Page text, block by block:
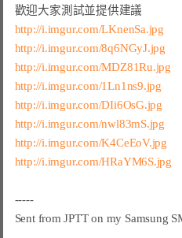
http://i.imgur.com/LKnenSa.jpg
http://i.imgur.com/8q6NGyJ.jpg
http://i.imgur.com/MDZ81Ru.jpg
http://i.imgur.com/1Ln1ns9.jpg
http://i.imgur.com/DIi6OsG.jpg
http://i.imgur.com/nwl83mS.jpg
http://i.imgur.com/K4CeEoV.jpg
http://i.imgur.com/HRaYM6S.jpg
-----
Sent from JPTT on my Samsung